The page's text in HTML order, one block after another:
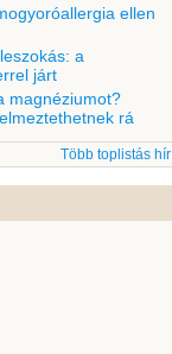
ellen
a
járt
magnéziumot?
rá
Több toplistás hír